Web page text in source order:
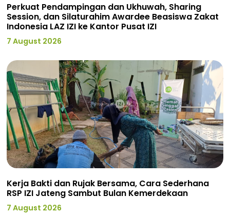
Perkuat Pendampingan dan Ukhuwah, Sharing
Session, dan Silaturahim Awardee Beasiswa Zakat
Indonesia LAZ IZI ke Kantor Pusat IZI
7 August 2026
Kerja Bakti dan Rujak Bersama, Cara Sederhana
RSP IZI Jateng Sambut Bulan Kemerdekaan
7 August 2026